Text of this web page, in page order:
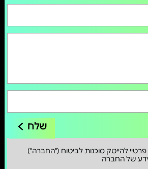
שלח
להייטק סוכנות לביטוח ("החברה")
של החברה